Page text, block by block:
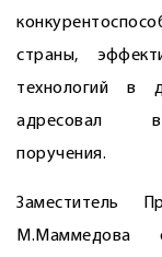
страны,
технологий в
адресовал
поручения.
Заместитель
М.Маммедова